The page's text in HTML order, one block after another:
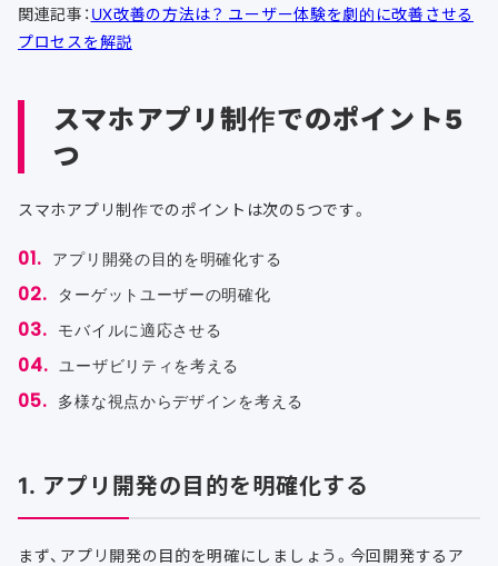
関連記事： UX改善の方法は？ ユーザー体験を劇的に改善させる
プロセスを解説
スマホアプリ制作でのポイント5
つ
スマホアプリ制作でのポイントは次の5つです。
アプリ開発の目的を明確化する
ターゲットユーザーの明確化
モバイルに適応させる
ユーザビリティを考える
多様な視点からデザインを考える
1. アプリ開発の目的を明確化する
まず、アプリ開発の目的を明確にしましょう。今回開発するア